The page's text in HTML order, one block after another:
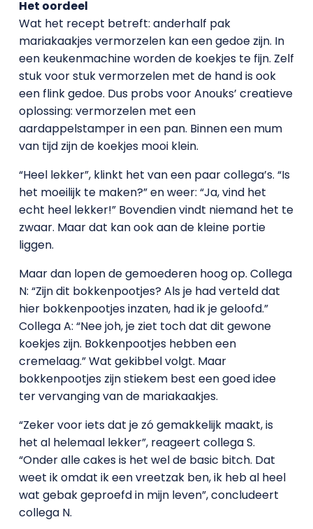
Het oordeel
Wat het recept betreft: anderhalf pak
mariakaakjes vermorzelen kan een gedoe zijn. In
een keukenmachine worden de koekjes te fijn. Zelf
stuk voor stuk vermorzelen met de hand is ook
een flink gedoe. Dus probs voor Anouks’ creatieve
oplossing: vermorzelen met een
aardappelstamper in een pan. Binnen een mum
van tijd zijn de koekjes mooi klein.
“Heel lekker”, klinkt het van een paar collega’s. “Is
het moeilijk te maken?” en weer: “Ja, vind het
echt heel lekker!” Bovendien vindt niemand het te
zwaar. Maar dat kan ook aan de kleine portie
liggen.
Maar dan lopen de gemoederen hoog op. Collega
N: “Zijn dit bokkenpootjes? Als je had verteld dat
hier bokkenpootjes inzaten, had ik je geloofd.”
Collega A: “Nee joh, je ziet toch dat dit gewone
koekjes zijn. Bokkenpootjes hebben een
cremelaag.” Wat gekibbel volgt. Maar
bokkenpootjes zijn stiekem best een goed idee
ter vervanging van de mariakaakjes.
“Zeker voor iets dat je zó gemakkelijk maakt, is
het al helemaal lekker”, reageert collega S.
“Onder alle cakes is het wel de basic bitch. Dat
weet ik omdat ik een vreetzak ben, ik heb al heel
wat gebak geproefd in mijn leven”, concludeert
collega N.